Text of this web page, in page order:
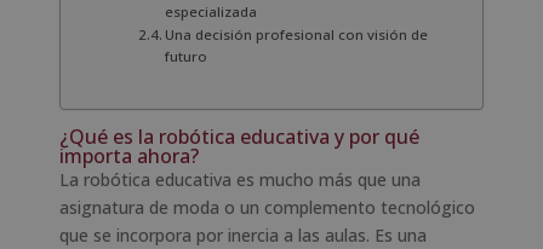
especializada
Una decisión profesional con visión de
futuro
¿Qué es la robótica educativa y por qué
importa ahora?
La robótica educativa es mucho más que una
asignatura de moda o un complemento tecnológico
que se incorpora por inercia a las aulas. Es una